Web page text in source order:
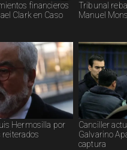
financieros
Clark en Caso
Tribunal
Manuel
Hermosilla por
Canciller
Galvarino
captura